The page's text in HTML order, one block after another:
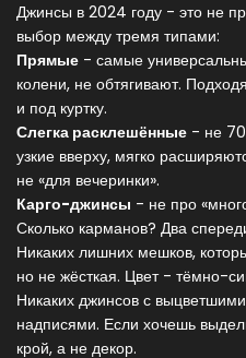
Джинсы в 2024 году - это не
выбор между тремя типами:
Прямые - самые
колени, не обтягивают.
и под куртку.
Слегка расклешённые - не
узкие вверху, мягко
не «для вечеринки».
Карго-джинсы - не про
Сколько карманов? Два
Никаких лишних мешков,
но не жёсткая. Цвет - тёмно-
Никаких джинсов с
надписями. Если хочешь
крой, а не декор.